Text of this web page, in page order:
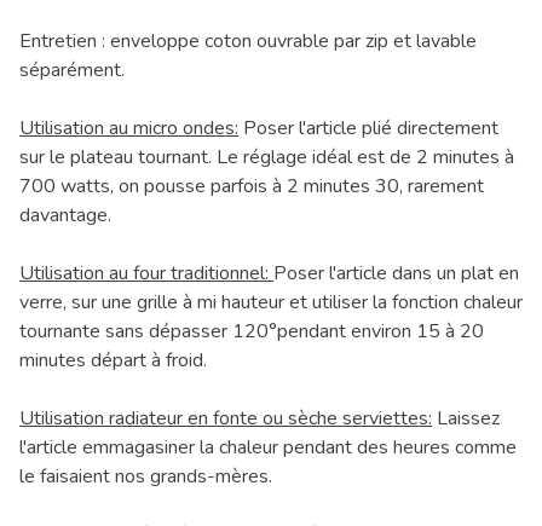
Entretien : enveloppe coton ouvrable par zip et lavable
séparément.
Utilisation au micro ondes: Poser l'article plié directement
sur le plateau tournant. Le réglage idéal est de 2 minutes à
700 watts, on pousse parfois à 2 minutes 30, rarement
davantage.
Utilisation au four traditionnel: Poser l'article dans un plat en
verre, sur une grille à mi hauteur et utiliser la fonction chaleur
tournante sans dépasser 120°pendant environ 15 à 20
minutes départ à froid.
Utilisation radiateur en fonte ou sèche serviettes: Laissez
l'article emmagasiner la chaleur pendant des heures comme
le faisaient nos grands-mères.